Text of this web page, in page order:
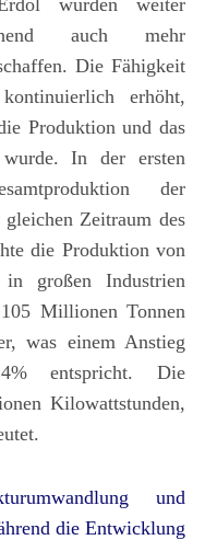
wurden weiter
auch mehr
Die Fähigkeit
erhöht,
Produktion und das
wurde. In der ersten
der
Zeitraum des
die Produktion von
großen Industrien
Millionen Tonnen
was einem Anstieg
entspricht. Die
Kilowattstunden,
und
die Entwicklung